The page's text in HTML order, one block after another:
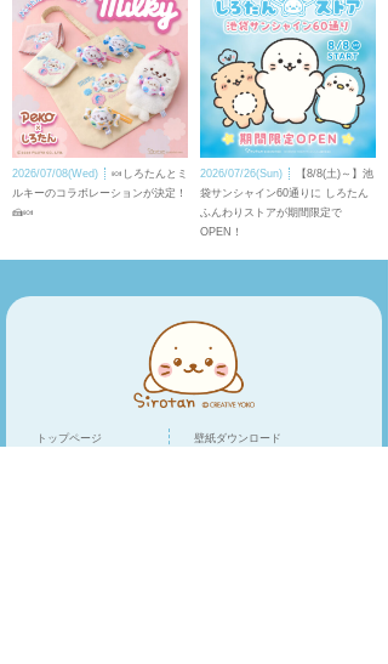
2026/07/08(Wed)
🍬しろたんとミ
ルキーのコラボレーションが決定！
🍰🍬
2026/07/26(Sun)
【8/8(土)～】池
袋サンシャイン60通りに しろたん
ふんわりストアが期間限定で
OPEN！
トップページ 壁紙ダウンロード